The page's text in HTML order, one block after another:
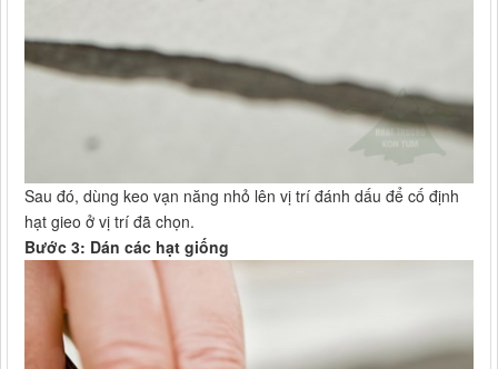
Sau đó, dùng keo vạn năng nhỏ lên vị trí đánh dấu để cố định
hạt gieo ở vị trí đã chọn.
Bước 3: Dán các hạt giống